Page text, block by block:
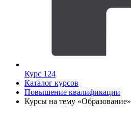
Курс 124
Каталог курсов
Повышение квалификации
Курсы на тему «Образование»